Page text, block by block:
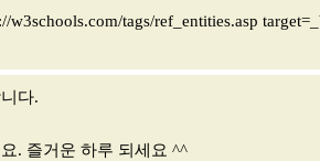
w3schools.com/tags/ref_entities.asp
다.
. 즐거운 하루 되세요 ^^